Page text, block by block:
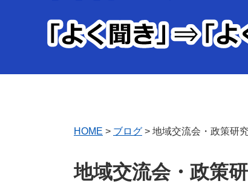
HOME > ブログ > 地域交流会・政策研
地域交流会・政策